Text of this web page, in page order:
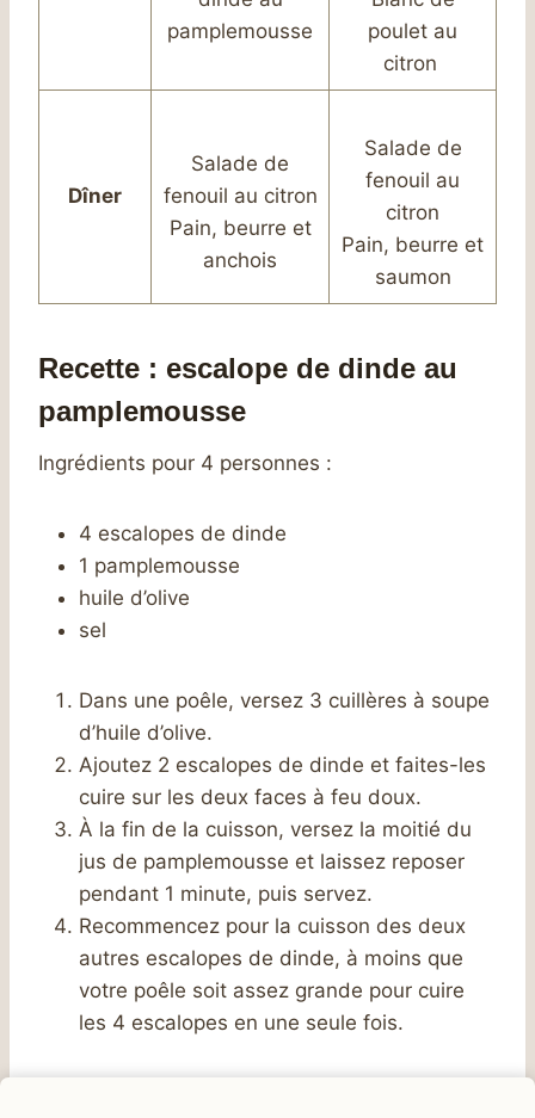
pamplemousse
poulet au
citron
Dîner
Salade de
fenouil au citron
Pain, beurre et
anchois
Salade de
fenouil au
citron
Pain, beurre et
saumon
Recette : escalope de dinde au
pamplemousse
Ingrédients pour 4 personnes :
4 escalopes de dinde
1 pamplemousse
huile d’olive
sel
Dans une poêle, versez 3 cuillères à soupe
d’huile d’olive.
Ajoutez 2 escalopes de dinde et faites-les
cuire sur les deux faces à feu doux.
À la fin de la cuisson, versez la moitié du
jus de pamplemousse et laissez reposer
pendant 1 minute, puis servez.
Recommencez pour la cuisson des deux
autres escalopes de dinde, à moins que
votre poêle soit assez grande pour cuire
les 4 escalopes en une seule fois.